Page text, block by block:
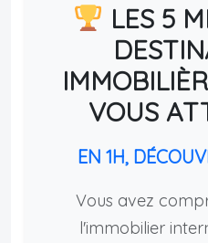
LES 5
VOUS
EN 1H,
Vous avez
l'immobilier